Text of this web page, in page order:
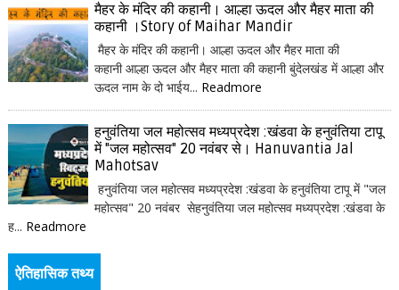
मैहर के मंदिर की कहानी। आल्हा ऊदल और मैहर माता की
कहानी ।Story of Maihar Mandir
मैहर के मंदिर की कहानी। आल्हा ऊदल और मैहर माता की
कहानी आल्हा ऊदल और मैहर माता की कहानी बुंदेलखंड में आल्हा और
ऊदल नाम के दो भाईय... Readmore
हनुवंतिया जल महोत्सव मध्यप्रदेश :खंडवा के हनुवंतिया टापू
में "जल महोत्सव" 20 नवंबर से। Hanuvantia Jal
Mahotsav
हनुवंतिया जल महोत्सव मध्यप्रदेश :खंडवा के हनुवंतिया टापू में "जल
महोत्सव" 20 नवंबर सेहनुवंतिया जल महोत्सव मध्यप्रदेश :खंडवा के
ह... Readmore
ऐतिहासिक तथ्य